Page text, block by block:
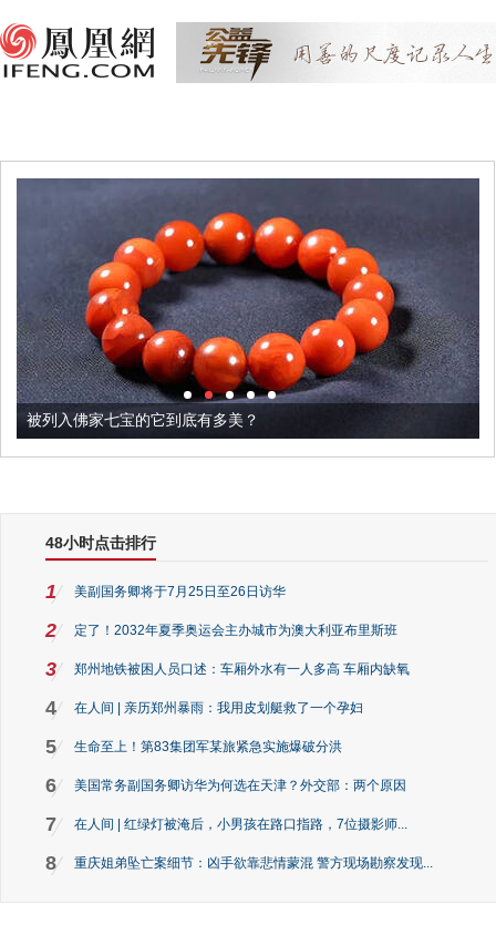
被列入佛家七宝的它到底有多美？
48小时点击排行
1 美副国务卿将于7月25日至26日访华
2 定了！2032年夏季奥运会主办城市为澳大利亚布里斯班
3 郑州地铁被困人员口述：车厢外水有一人多高 车厢内缺氧
4 在人间 | 亲历郑州暴雨：我用皮划艇救了一个孕妇
5 生命至上！第83集团军某旅紧急实施爆破分洪
6 美国常务副国务卿访华为何选在天津？外交部：两个原因
7 在人间 | 红绿灯被淹后，小男孩在路口指路，7位摄影师...
8 重庆姐弟坠亡案细节：凶手欲靠悲情蒙混 警方现场勘察发现...